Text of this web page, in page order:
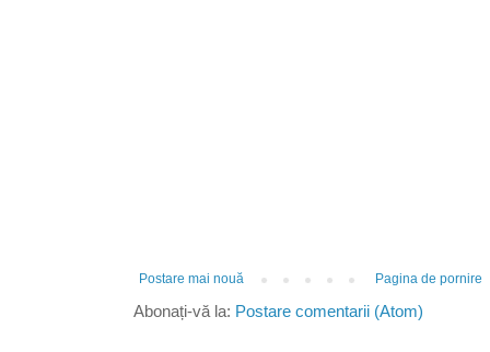
Postare mai nouă Pagina de pornire
Abonați-vă la: Postare comentarii (Atom)